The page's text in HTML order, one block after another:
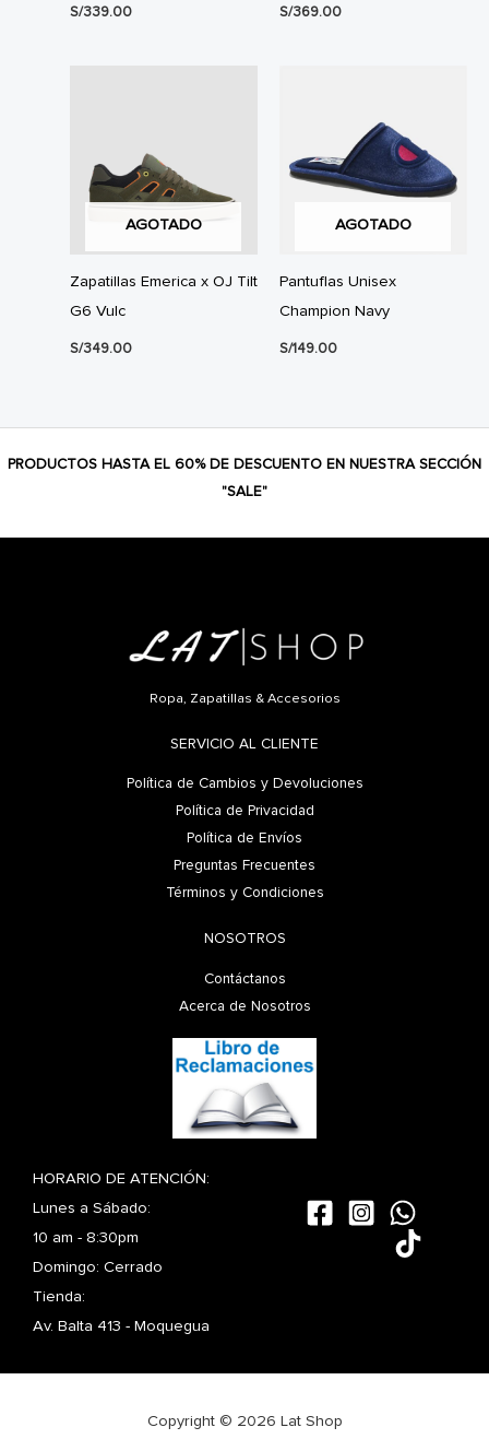
S/339.00 S/369.00
AGOTADO
Zapatillas Emerica x OJ Tilt
G6 Vulc
S/349.00
AGOTADO
Pantuflas Unisex
Champion Navy
S/149.00
PRODUCTOS HASTA EL 60% DE DESCUENTO EN NUESTRA SECCIÓN
"SALE"
Ropa, Zapatillas & Accesorios
SERVICIO AL CLIENTE
Política de Cambios y Devoluciones
Política de Privacidad
Política de Envíos
Preguntas Frecuentes
Términos y Condiciones
NOSOTROS
Contáctanos
Acerca de Nosotros
HORARIO DE ATENCIÓN:
Lunes a Sábado:
10 am - 8:30pm
Domingo: Cerrado
Tienda:
Av. Balta 413 - Moquegua
Copyright © 2026 Lat Shop